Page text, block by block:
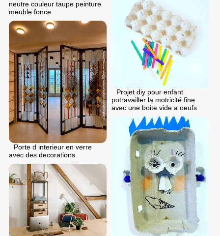
neutre couleur taupe peinture
meuble fonce
Projet diy pour enfant
potravailler la motricité fine
avec une boite vide a oeufs
Porte d interieur en verre
avec des decorations